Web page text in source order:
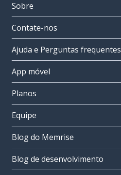
Sobre
Contate-nos
Ajuda e Perguntas frequentes
App móvel
Planos
Equipe
Blog do Memrise
Blog de desenvolvimento